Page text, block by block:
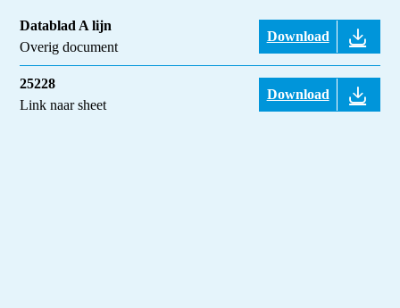
Datablad A lijn
Overig document
Download
25228
Link naar sheet
Download